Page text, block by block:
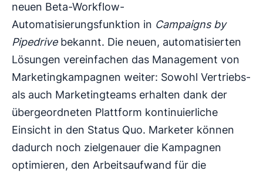
neuen Beta-Workflow-
Automatisierungsfunktion in Campaigns by
Pipedrivebekannt. Die neuen, automatisierten
Lösungen vereinfachen das Management von
Marketingkampagnen weiter: Sowohl Vertriebs-
als auch Marketingteams erhalten dank der
übergeordneten Plattform kontinuierliche
Einsicht in den Status Quo. Marketer können
dadurch noch zielgenauer die Kampagnen
optimieren, den Arbeitsaufwand für die